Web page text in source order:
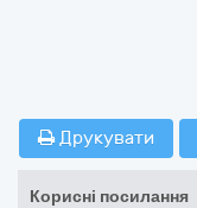
Друкувати
Корисні посилання